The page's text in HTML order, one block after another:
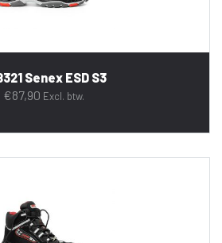
Senex ESD S3
€87,90 Excl. btw.